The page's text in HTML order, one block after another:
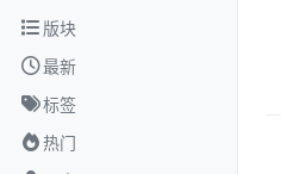
跳转至内容
版块
最新
标签
热门